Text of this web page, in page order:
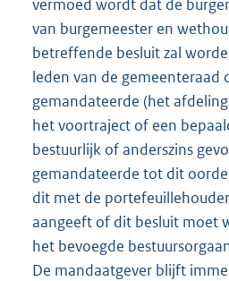
vermoed wordt dat de
van burgemeester en
betreffende besluit zal
leden van de gemeenteraad
gemandateerde (het
het voortraject of een
bestuurlijk of anderszins
gemandateerde tot dit
dit met de
aangeeft of dit besluit moet
het bevoegde
De mandaatgever blijft